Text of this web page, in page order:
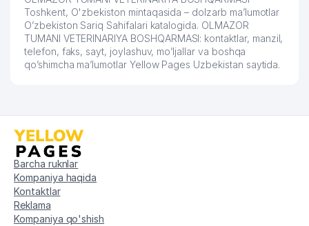
Toshkent, O'zbekiston mintaqasida – dolzarb ma’lumotlar
O’zbekiston Sariq Sahifalari katalogida. OLMAZOR
TUMANI VETERINARIYA BOSHQARMASI: kontaktlar, manzil,
telefon, faks, sayt, joylashuv, mo’ljallar va boshqa
qo’shimcha ma’lumotlar Yellow Pages Uzbekistan saytida.
Barcha ruknlar
Kompaniya haqida
Kontaktlar
Reklama
Kompaniya qo'shish